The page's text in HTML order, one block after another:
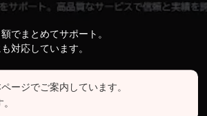
でまとめてサポート。
対応しています。
ージでご案内しています。